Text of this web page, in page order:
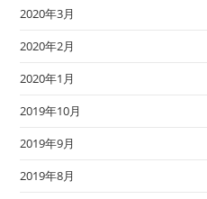
2020年3月
2020年2月
2020年1月
2019年10月
2019年9月
2019年8月